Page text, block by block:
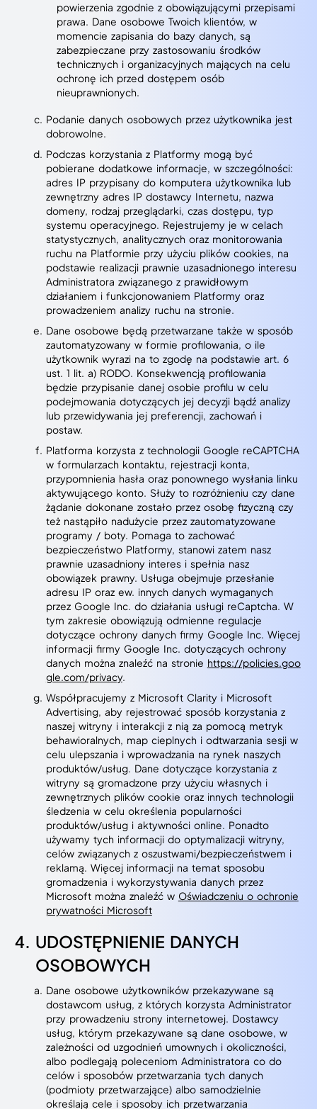
powierzenia zgodnie z obowiązującymi przepisami
prawa. Dane osobowe Twoich klientów, w
momencie zapisania do bazy danych, są
zabezpieczane przy zastosowaniu środków
technicznych i organizacyjnych mających na celu
ochronę ich przed dostępem osób
nieuprawnionych.
Podanie danych osobowych przez użytkownika jest
dobrowolne.
Podczas korzystania z Platformy mogą być
pobierane dodatkowe informacje, w szczególności:
adres IP przypisany do komputera użytkownika lub
zewnętrzny adres IP dostawcy Internetu, nazwa
domeny, rodzaj przeglądarki, czas dostępu, typ
systemu operacyjnego. Rejestrujemy je w celach
statystycznych, analitycznych oraz monitorowania
ruchu na Platformie przy użyciu plików cookies, na
podstawie realizacji prawnie uzasadnionego interesu
Administratora związanego z prawidłowym
działaniem i funkcjonowaniem Platformy oraz
prowadzeniem analizy ruchu na stronie.
Dane osobowe będą przetwarzane także w sposób
zautomatyzowany w formie profilowania, o ile
użytkownik wyrazi na to zgodę na podstawie art. 6
ust. 1 lit. a) RODO. Konsekwencją profilowania
będzie przypisanie danej osobie profilu w celu
podejmowania dotyczących jej decyzji bądź analizy
lub przewidywania jej preferencji, zachowań i
postaw.
Platforma korzysta z technologii Google reCAPTCHA
w formularzach kontaktu, rejestracji konta,
przypomnienia hasła oraz ponownego wysłania linku
aktywującego konto. Służy to rozróżnieniu czy dane
żądanie dokonane zostało przez osobę fizyczną czy
też nastąpiło nadużycie przez zautomatyzowane
programy / boty. Pomaga to zachować
bezpieczeństwo Platformy, stanowi zatem nasz
prawnie uzasadniony interes i spełnia nasz
obowiązek prawny. Usługa obejmuje przesłanie
adresu IP oraz ew. innych danych wymaganych
przez Google Inc. do działania usługi reCaptcha. W
tym zakresie obowiązują odmienne regulacje
dotyczące ochrony danych firmy Google Inc. Więcej
informacji firmy Google Inc. dotyczących ochrony
danych można znaleźć na stronie https://policies.goo
gle.com/privacy.
Współpracujemy z Microsoft Clarity i Microsoft
Advertising, aby rejestrować sposób korzystania z
naszej witryny i interakcji z nią za pomocą metryk
behawioralnych, map cieplnych i odtwarzania sesji w
celu ulepszania i wprowadzania na rynek naszych
produktów/usług. Dane dotyczące korzystania z
witryny są gromadzone przy użyciu własnych i
zewnętrznych plików cookie oraz innych technologii
śledzenia w celu określenia popularności
produktów/usług i aktywności online. Ponadto
używamy tych informacji do optymalizacji witryny,
celów związanych z oszustwami/bezpieczeństwem i
reklamą. Więcej informacji na temat sposobu
gromadzenia i wykorzystywania danych przez
Microsoft można znaleźć w Oświadczeniu o ochronie
prywatności Microsoft
UDOSTĘPNIENIE DANYCH
OSOBOWYCH
Dane osobowe użytkowników przekazywane są
dostawcom usług, z których korzysta Administrator
przy prowadzeniu strony internetowej. Dostawcy
usług, którym przekazywane są dane osobowe, w
zależności od uzgodnień umownych i okoliczności,
albo podlegają poleceniom Administratora co do
celów i sposobów przetwarzania tych danych
(podmioty przetwarzające) albo samodzielnie
określają cele i sposoby ich przetwarzania